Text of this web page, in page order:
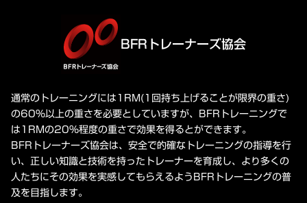
BFRトレーナーズ協会
通常のトレーニングには1RM(1回持ち上げることが限界の重さ)
の60%以上の重さを必要としていますが、BFRトレーニングで
は1RMの20%程度の重さで効果を得るとができます。
BFRトレーナーズ協会は、安全で的確なトレーニングの指導を行
い、正しい知識と技術を持ったトレーナーを育成し、より多くの
人たちにその効果を実感してもらえるようBFRトレーニングの普
及を目指します。